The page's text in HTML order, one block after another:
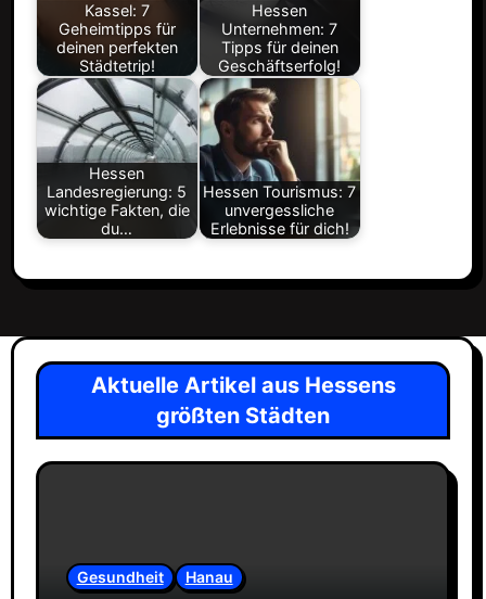
Kassel: 7
Geheimtipps für
deinen perfekten
Städtetrip!
Hessen
Unternehmen: 7
Tipps für deinen
Geschäftserfolg!
Hessen
Landesregierung: 5
wichtige Fakten, die
du…
Hessen Tourismus: 7
unvergessliche
Erlebnisse für dich!
Aktuelle Artikel aus Hessens
größten Städten
Gesundheit Hanau